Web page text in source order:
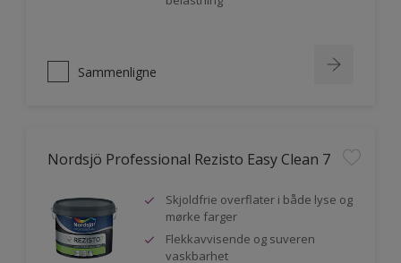
Sammenligne
Nordsjö Professional Rezisto Easy Clean 7
Skjoldfrie overflater i både lyse og
mørke farger
Flekkavvisende og suveren
vaskbarhet